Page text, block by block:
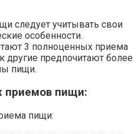
следует учитывать свои
особенности.
3 полноценных приема
другие предпочитают более
пищи.
приемов пищи: